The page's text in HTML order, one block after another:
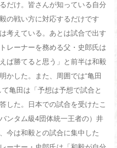
だけ。皆さんが知っている自分
の戦い方に対応するだけです
考えている。あとは試合で出す
レーナーを務める父・史郎氏は
ば勝てると思う」と前半は和毅
かした。また、周囲では“亀田
亀田は「予想は予想で試合と
した。日本での試合を受けたこ
ンタム級4団体統一王者の）井
今は和毅との試合に集中した